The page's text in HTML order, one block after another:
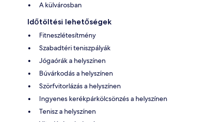
A külvárosban
Időtöltési lehetőségek
Fitneszlétesítmény
Szabadtéri teniszpályák
Jógaórák a helyszínen
Búvárkodás a helyszínen
Szörfvitorlázás a helyszínen
Ingyenes kerékpárkölcsönzés a helyszínen
Tenisz a helyszínen